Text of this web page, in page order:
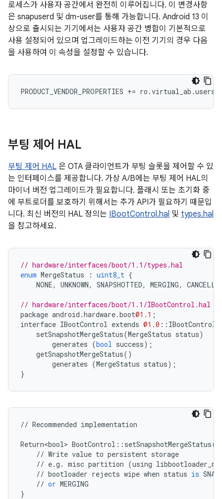
로세스가 사용자 공간에서 완전히 이루어집니다. 이 변경사항
은 snapuserd 및 dm-user를 통해 가능합니다. Android 13 이
상으로 출시되는 기기에서는 사용자 공간 병합이 기본적으로
사용 설정되어 있으며 업그레이드하는 이전 기기의 경우 다음
을 사용하여 이 속성을 설정할 수 있습니다.
PRODUCT_VENDOR_PROPERTIES += ro .virtual_ab .
부팅 제어 HAL
부팅 제어 HAL 은 OTA 클라이언트가 부팅 슬롯을 제어할 수 있
는 인터페이스를 제공합니다. 가상 A/B에는 부팅 제어 HAL의
마이너 버전 업그레이드가 필요합니다. 플래시 또는 초기화 중
에 부트로더를 보호하기 위해서는 추가 API가 필요하기 때문입
니다. 최신 버전의 HAL 정의는 IBootControl.hal 및 types.hal
을 참고하세요.
// hardware/interfaces/boot/1.1/types.hal
enum MergeStatus : uint8_t {
NONE, UNKNOWN, SNAPSHOTTED, MERGING,
// hardware/interfaces/boot/1.1/IBootControl.hal
package android .hardware.boot@1.1 ;
interface IBootControl extends @1.0 :: IBootControl
setSnapshotMergeStatus(MergeStatus status)
generates (bool success);
getSnapshotMergeStatus()
generates (MergeStatus status);
}
// Recommended implementation
Return<bool> BootControl :: setSnapshotMergeStatus(
// Write value to persistent storage
// e.g . misc partition (using
// bootloader rejects wipe when status is
// or MERGING
}